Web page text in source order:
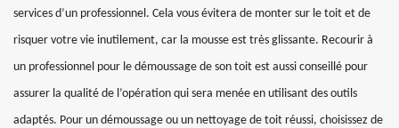
services d’un professionnel. Cela vous évitera de monter sur le toit et de
risquer votre vie inutilement, car la mousse est très glissante. Recourir à
un professionnel pour le démoussage de son toit est aussi conseillé pour
assurer la qualité de l’opération qui sera menée en utilisant des outils
adaptés. Pour un démoussage ou un nettoyage de toit réussi, choisissez de